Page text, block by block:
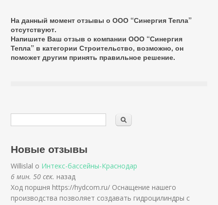
На данный момент отзывы о ООО “Синергия Тепла”
отсутствуют.
Напишите Ваш отзыв о компании ООО “Синергия
Тепла” в категорииСтроительство, возможно, он
поможет другим принять правильное решение.
Новые отзывы
Willislal о Интекс-бассейны-Краснодар
6 мин. 50 сек. назад
Ход поршня https://hydcom.ru/ Оснащение нашего
производства позволяет создавать гидроцилиндры с